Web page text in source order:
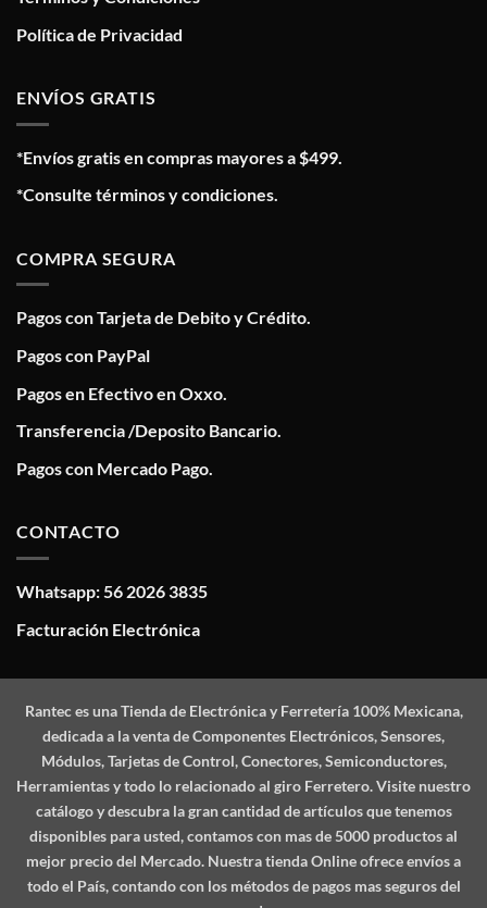
Política de Privacidad
ENVÍOS GRATIS
*Envíos gratis en compras mayores a $499.
*Consulte términos y condiciones.
COMPRA SEGURA
Pagos con Tarjeta de Debito y Crédito.
Pagos con PayPal
Pagos en Efectivo en Oxxo.
Transferencia /Deposito Bancario.
Pagos con Mercado Pago.
CONTACTO
Whatsapp: 56 2026 3835
Facturación Electrónica
Ranteces una Tienda de Electrónica y Ferretería 100% Mexicana,
dedicada a la venta de Componentes Electrónicos, Sensores,
Módulos, Tarjetas de Control, Conectores, Semiconductores,
Herramientas y todo lo relacionado al giro Ferretero. Visite nuestro
catálogo y descubra la gran cantidad de artículos que tenemos
disponibles para usted, contamos con mas de 5000 productos al
mejor precio del Mercado. Nuestra tienda Online ofrece envíos a
todo el País, contando con los métodos de pagos mas seguros del